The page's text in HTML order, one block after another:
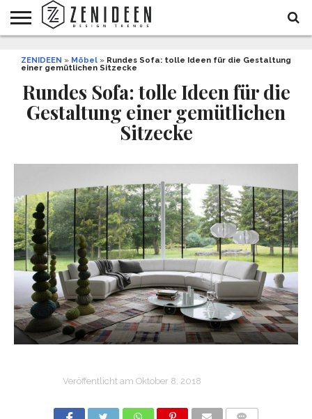
INNENDESIGN
ARCHITEKTUR
GARTEN
UND
LIFESTYLE
DEKO
&
DIY
STYLE
REZEPTE
GESUNDHEIT
WEIHNACHTEN
ZENIDEEN » Möbel » Rundes Sofa: tolle Ideen für die Gestaltung
einer gemütlichen Sitzecke
Rundes Sofa: tolle Ideen für die
Gestaltung einer gemütlichen
Sitzecke
Veröffentlicht am Oktober 8, 2018